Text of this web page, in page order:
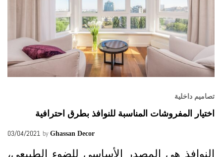
تصاميم داخلية
اختيار المفروشات المناسبة للنوافذ بطرق احترافية
03/04/2021 by Ghassan Decor
النوافذ هي المصدر الأساسي للضوء الطبيعي،